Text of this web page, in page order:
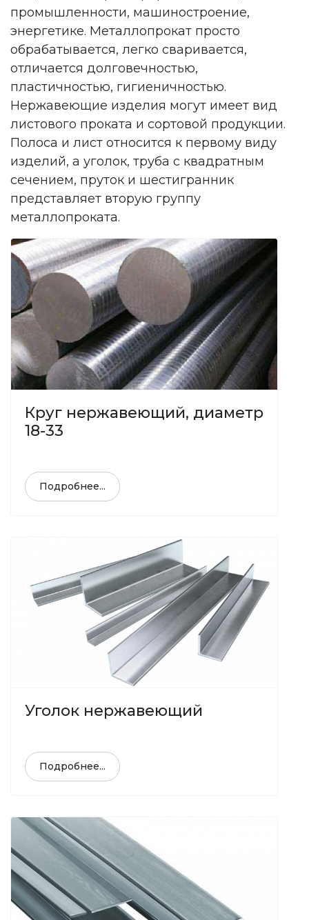
промышленности, машиностроение,
энергетике. Металлопрокат просто
обрабатывается, легко сваривается,
отличается долговечностью,
пластичностью, гигиеничностью.
Нержавеющие изделия могут имеет вид
листового проката и сортовой продукции.
Полоса и лист относится к первому виду
изделий, а уголок, труба с квадратным
сечением, пруток и шестигранник
представляет вторую группу
металлопроката.
Круг нержавеющий, диаметр
18-33
Подробнее...
Уголок нержавеющий
Подробнее...